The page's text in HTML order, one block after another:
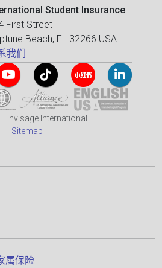
Student Insurance
First Street
Beach, FL 32266 USA
我们
Envisage International
Sitemap
属保险